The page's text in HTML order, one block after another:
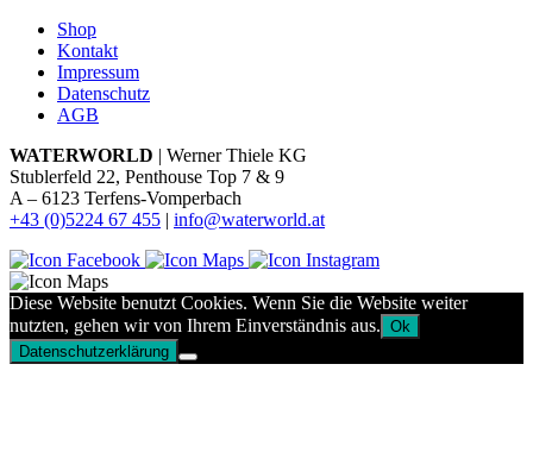
Shop
Kontakt
Impressum
Datenschutz
AGB
WATERWORLD | Werner Thiele KG
Stublerfeld 22, Penthouse Top 7 & 9
A – 6123 Terfens-Vomperbach
+43 (0)5224 67 455 | info@waterworld.at
Diese Website benutzt Cookies. Wenn Sie die Website weiter
nutzten, gehen wir von Ihrem Einverständnis aus. Ok
Datenschutzerklärung